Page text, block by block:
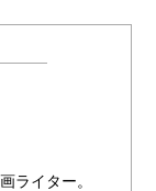
ライター。